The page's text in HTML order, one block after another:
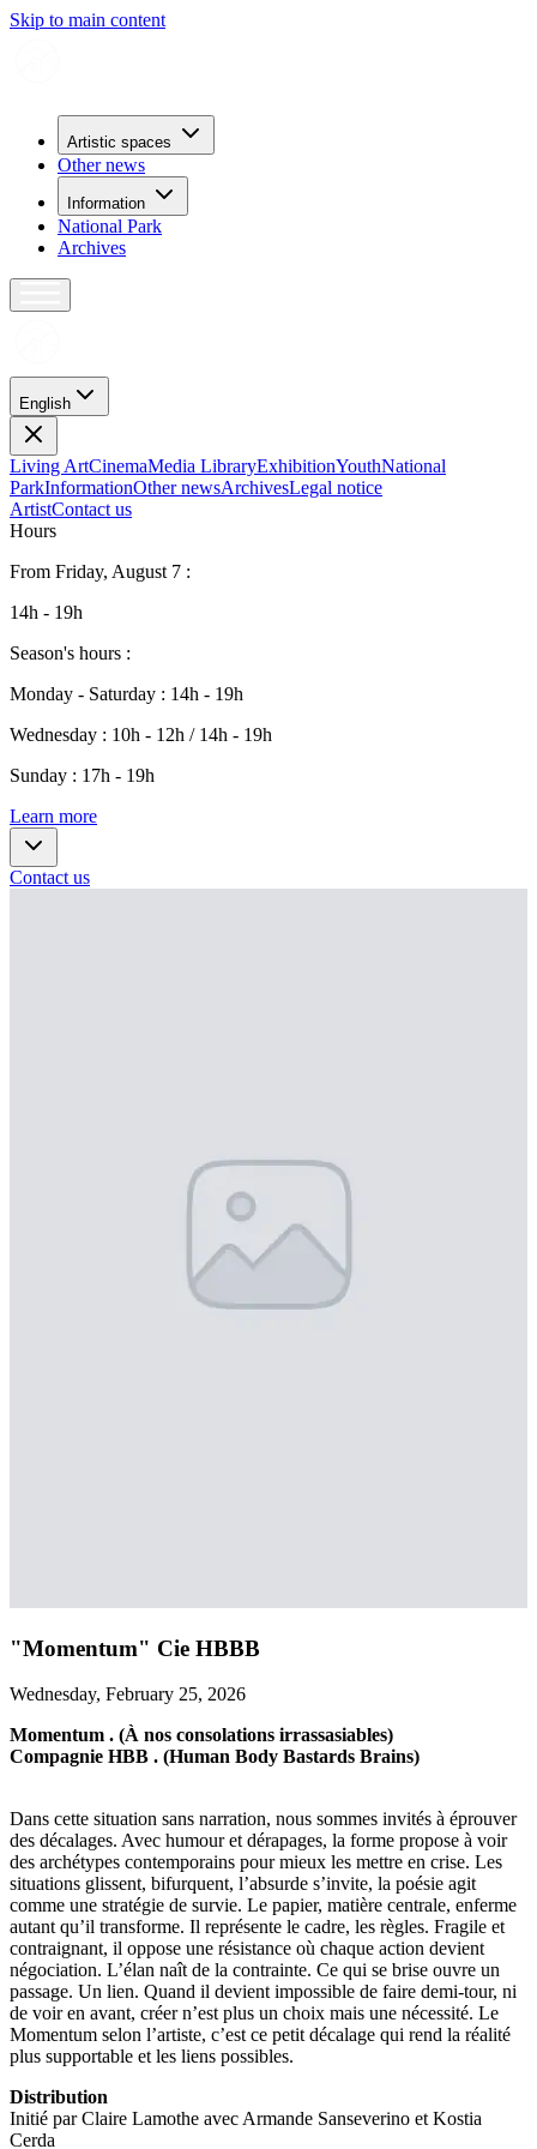
Skip to main content
Artistic spaces
Other news
Information
National Park
Archives
English
Living ArtCinemaMedia LibraryExhibitionYouthNational
ParkInformationOther newsArchivesLegal notice
ArtistContact us
Hours
From Friday, August 7 :
14h - 19h
Season's hours :
Monday - Saturday : 14h - 19h
Wednesday : 10h - 12h / 14h - 19h
Sunday : 17h - 19h
Learn more
Contact us
"Momentum" Cie HBBB
Wednesday, February 25, 2026
Momentum . (À nos consolations irrassasiables)
Compagnie HBB . (Human Body Bastards Brains)
Dans cette situation sans narration, nous sommes invités à éprouver
des décalages. Avec humour et dérapages, la forme propose à voir
des archétypes contemporains pour mieux les mettre en crise. Les
situations glissent, bifurquent, l’absurde s’invite, la poésie agit
comme une stratégie de survie. Le papier, matière centrale, enferme
autant qu’il transforme. Il représente le cadre, les règles. Fragile et
contraignant, il oppose une résistance où chaque action devient
négociation. L’élan naît de la contrainte. Ce qui se brise ouvre un
passage. Un lien. Quand il devient impossible de faire demi-tour, ni
de voir en avant, créer n’est plus un choix mais une nécessité. Le
Momentum selon l’artiste, c’est ce petit décalage qui rend la réalité
plus supportable et les liens possibles.
Distribution
Initié par Claire Lamothe avec Armande Sanseverino et Kostia
Cerda